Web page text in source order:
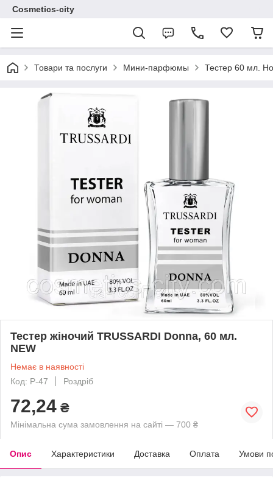
Cosmetics-city
Товари та послуги Мини-парфюмы Тестер 60 мл.
Тестер жіночий TRUSSARDI Donna, 60 мл.
NEW
Немає в наявності
Код: P-47
Роздріб
72,24 ₴
Мінімальна сума замовлення на сайті — 700 ₴
Опис Характеристики Доставка Оплата Умови